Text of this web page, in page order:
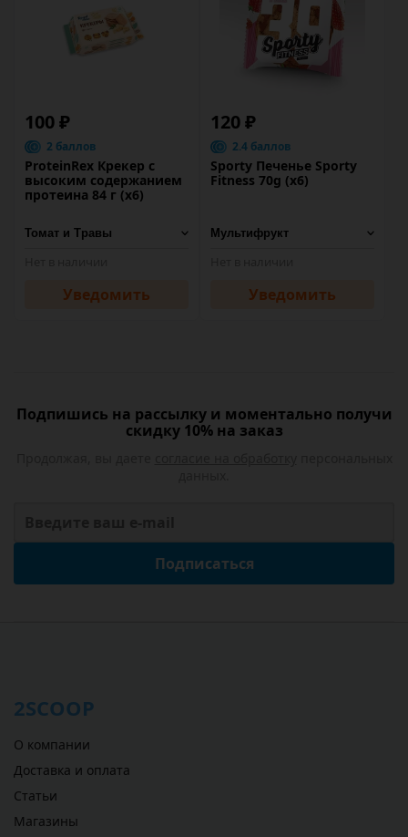
100 ₽
2 баллов
ProteinRex Крекер с
высоким содержанием
протеина 84 г (х6)
Уведомить
120 ₽
2.4 баллов
Sporty Печенье Sporty
Fitness 70g (х6)
Уведомить
Подпишись на рассылку и моментально получи
скидку 10% на заказ
Подписаться
2SCOOP
О компании
Доставка и оплата
Статьи
Магазины